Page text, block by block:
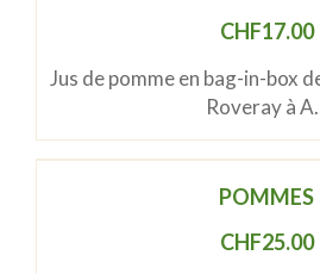
CHF17.00
Jus de pomme en bag-in-box
Roveray à
POMMES
CHF25.00